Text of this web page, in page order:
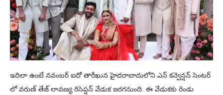
ఇదిలా ఉంటే నవంబర్ ఐదో తారీఖున హైదరాబాదులోని ఎన్ కన్వెన్షన్ సెంటర్
లో వరుణ్ తేజ్ లావణ్య రిసెప్షన్ వేడుక జరగనుంది. ఈ వేడుకకు రెండు